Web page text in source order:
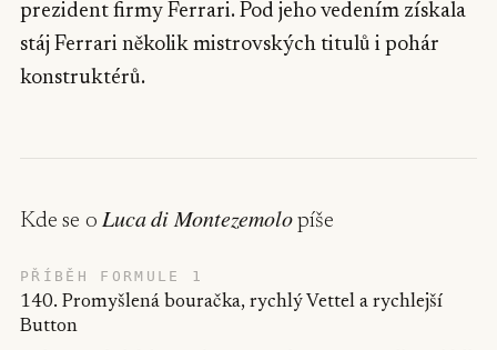
prezident firmy Ferrari. Pod jeho vedením získala
stáj Ferrari několik mistrovských titulů i pohár
konstruktérů.
Kde se oLuca di Montezemolopíše
PŘÍBĚH FORMULE 1
140. Promyšlená bouračka, rychlý Vettel a rychlejší
Button